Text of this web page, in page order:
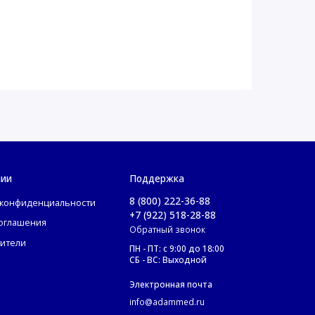
Поддержка
8 (800) 222-36-88
+7 (922) 518-28-88
Обратный звонок
ПН - ПТ: с 9:00 до 18:00
СБ - ВС: Выходной
Электронная почта
info@adammed.ru